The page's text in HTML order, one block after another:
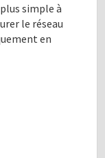
simple à
le réseau
en